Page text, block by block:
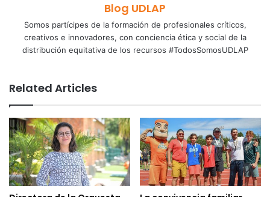
Blog UDLAP
Somos partícipes de la formación de profesionales críticos,
creativos e innovadores, con conciencia ética y social de la
distribución equitativa de los recursos #TodosSomosUDLAP
Related Articles